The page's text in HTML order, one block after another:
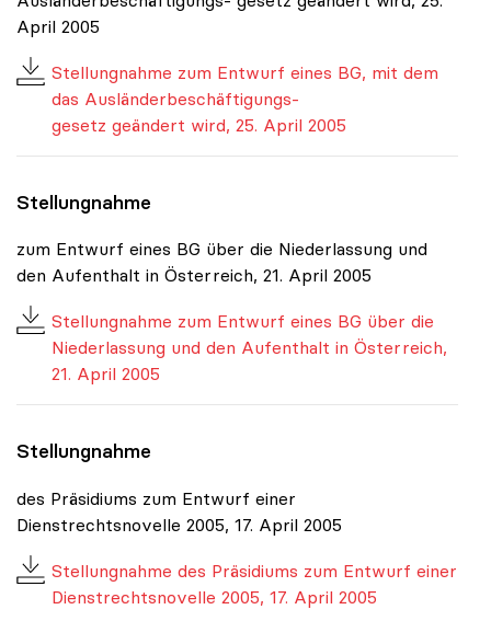
April 2005
Stellungnahme zum Entwurf eines BG, mit dem
das Ausländerbeschäftigungs-
gesetz geändert wird, 25. April 2005
Stellungnahme
zum Entwurf eines BG über die Niederlassung und
den Aufenthalt in Österreich, 21. April 2005
Stellungnahme zum Entwurf eines BG über die
Niederlassung und den Aufenthalt in Österreich,
21. April 2005
Stellungnahme
des Präsidiums zum Entwurf einer
Dienstrechtsnovelle 2005, 17. April 2005
Stellungnahme des Präsidiums zum Entwurf einer
Dienstrechtsnovelle 2005, 17. April 2005